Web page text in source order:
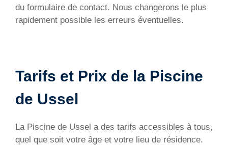
du formulaire de contact. Nous changerons le plus
rapidement possible les erreurs éventuelles.
Tarifs et Prix de la Piscine
de Ussel
La Piscine de Ussel a des tarifs accessibles à tous,
quel que soit votre âge et votre lieu de résidence.